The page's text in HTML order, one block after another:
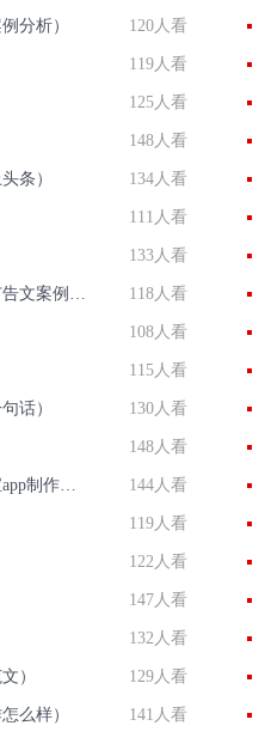
分析） 120人看
119人看
125人看
148人看
条） 134人看
111人看
133人看
汽车软文广告文案例子（汽车软文广告文案例子大全） 118人看
108人看
115人看
话） 130人看
148人看
一元夺宝的推广软文范文（一元夺宝app制作费用） 144人看
119人看
122人看
147人看
132人看
） 129人看
么样） 141人看